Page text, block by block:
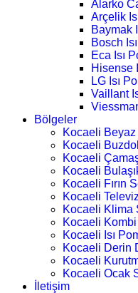
Alarko
Arçelik
Baymak
Bosch
Eca Isı
Hisense
LG Isı
Vaillant
Bölgeler
Kocaeli
Kocaeli
Kocaeli
Kocaeli
Kocaeli Fırın
Kocaeli
Kocaeli Klima
Kocaeli
Kocaeli Isı
Kocaeli Derin
Kocaeli
Kocaeli Ocak
İletişim